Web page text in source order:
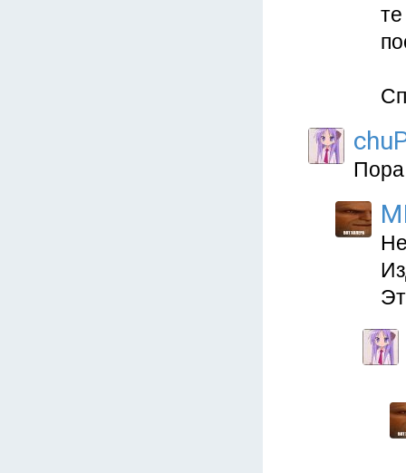
Пора